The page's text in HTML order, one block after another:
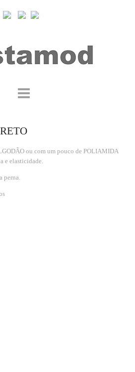
ou com um pouco de POLIAMIDA
e elasticidade.
perna.